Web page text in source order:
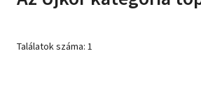
Erotika
Találatok száma: 1